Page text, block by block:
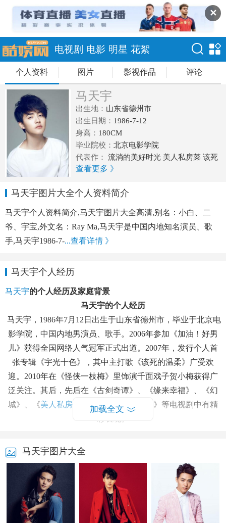
✕
电视剧 电影 明星 花絮
个人资料 图片 影视作品 评论
马天宇
出生地： 山东省德州市
出生日期： 1986-7-12
身高： 180CM
毕业院校： 北京电影学院
代表作：
流淌的美好时光 美人私房菜 该死
的温柔 古剑奇谭 幻城 缘来幸福
查看更多 》
马天宇图片大全个人资料简介
马天宇个人资料简介,马天宇图片大全高清,别名：小白、二
爷、宇宝,外文名：Ray Ma,马天宇是中国内地知名演员、歌
手,马天宇1986-7-...查看详情 》
马天宇个人经历
马天宇的个人经历及家庭背景
马天宇的个人经历
马天宇，1986年7月12日出生于山东省德州市，毕业于北京电
影学院，中国内地男演员、歌手。2006年参加《加油！好男
儿》获得全国网络人气冠军正式出道。2007年，发行个人首
张专辑《宇光十色》，其中主打歌《该死的温柔》广受欢
迎。2010年在《怪侠一枝梅》里饰演千面戏子贺小梅获得广
泛关注。其后，先后在《古剑奇谭》、《缘来幸福》、《幻
城》、《美人私房菜 》《流淌的美好时光 》等电视剧中有精
加载全文
马天宇图片大全